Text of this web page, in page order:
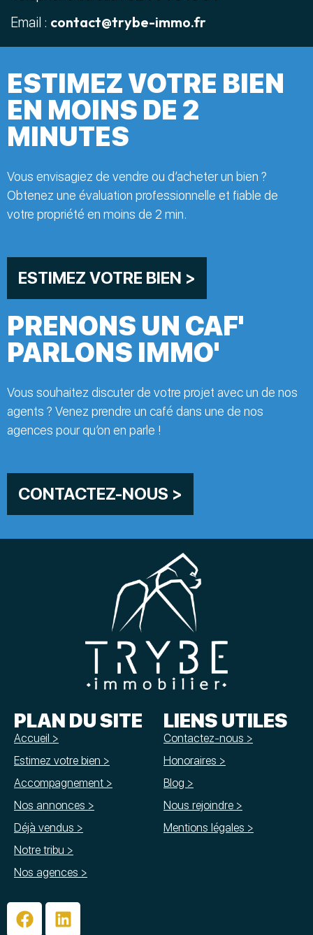
Email : contact@trybe-immo.fr
PRENONS UN CAF'
PARLONS IMMO'
Vous souhaitez discuter de votre projet avec un de nos
agents ? Venez prendre un café dans une de nos
agences pour qu’on en parle !
CONTACTEZ-NOUS >
ESTIMEZ VOTRE BIEN
EN MOINS DE 2
MINUTES
Vous envisagiez de vendre ou d’acheter un bien ?
Obtenez une évaluation professionnelle et fiable de
votre propriété en moins de 2 min.
ESTIMEZ VOTRE BIEN >
PLAN DU SITE
Accueil >
Estimez votre bien >
Accompagnement >
Nos annonces >
Déjà vendus >
Notre tribu >
Nos agences >
LIENS UTILES
Contactez-nous >
Honoraires >
Blog >
Nous rejoindre >
Mentions légales >